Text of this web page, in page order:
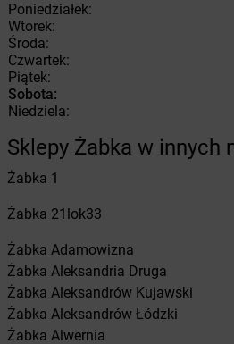
Poniedziałek:
Wtorek:
Środa:
Czwartek:
Piątek:
Sobota:
Niedziela:
Sklepy Żabka w innych
Żabka 1
Żabka 21lok33
Żabka Adamowizna
Żabka Aleksandria Druga
Żabka Aleksandrów Kujawski
Żabka Aleksandrów Łódzki
Żabka Alwernia